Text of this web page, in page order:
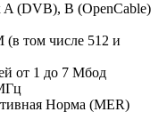
(DVB), B (OpenCable)
том числе 512 и
от 1 до 7 Мбод
Норма (MER)